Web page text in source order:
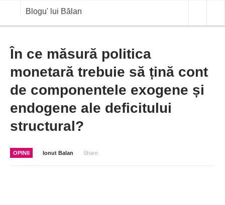
Blogu' lui Bălan
ANALIZE
BLOG IN DIALOG
STIRI
CURS VALUTAR IN TIMP REAL
COMMODITIES
În ce măsură politica
monetară trebuie să țină cont
de componentele exogene și
endogene ale deficitului
structural?
OPINII Ionut Balan Share